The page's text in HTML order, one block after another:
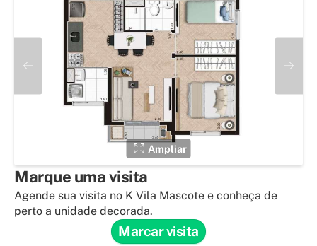
Ampliar
Marque uma visita
Agende sua visita no K Vila Mascote e conheça de
perto a unidade decorada.
Marcar visita